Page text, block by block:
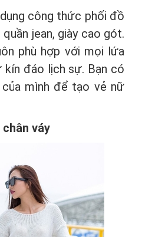
công thức phối đồ
jean, giày cao gót.
phù hợp với mọi lứa
kín đáo lịch sự. Bạn có
mình để tạo vẻ nữ
váy